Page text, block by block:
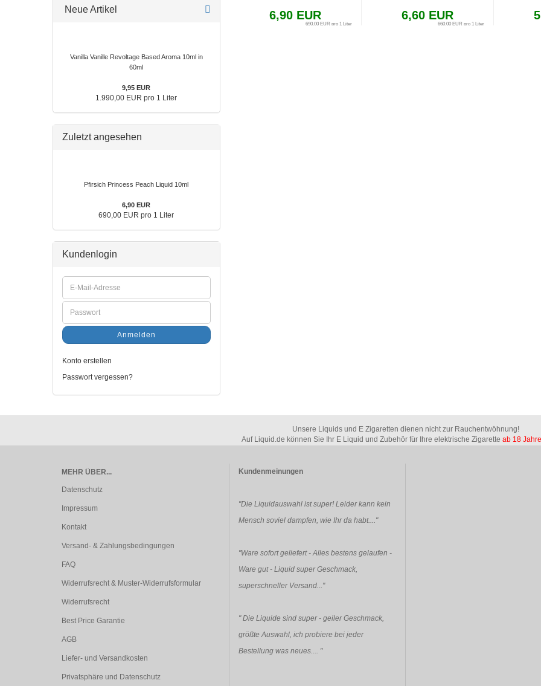
6,90 EUR
690,00 EUR pro 1 Liter
6,60 EUR
660,00 EUR pro 1 Liter
Neue Artikel
Vanilla Vanille Revoltage Based Aroma 10ml in
60ml
9,95 EUR
1.990,00 EUR pro 1 Liter
Zuletzt angesehen
Pfirsich Princess Peach Liquid 10ml
6,90 EUR
690,00 EUR pro 1 Liter
Kundenlogin
Anmelden
Konto erstellen
Passwort vergessen?
Unsere Liquids und E Zigaretten dienen nicht zur Rauchentwöhnung!
Auf Liquid.de können Sie Ihr E Liquid und Zubehör für Ihre elektrische Zigarette ab 18
MEHR ÜBER...
Datenschutz
Impressum
Kontakt
Versand- & Zahlungsbedingungen
FAQ
Widerrufsrecht & Muster-Widerrufsformular
Widerrufsrecht
Best Price Garantie
AGB
Liefer- und Versandkosten
Privatsphäre und Datenschutz
Kundenmeinungen
"Die Liquidauswahl ist super! Leider kann kein
Mensch soviel dampfen, wie Ihr da habt...."
"Ware sofort geliefert - Alles bestens gelaufen -
Ware gut - Liquid super Geschmack,
superschneller Versand..."
"Die Liquide sind super - geiler Geschmack,
größte Auswahl, ich probiere bei jeder
Bestellung was neues.... "